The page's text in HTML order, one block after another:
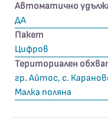
Автоматично
ДА
Пакет
Цифров
Териториален
гр. Айтос, с.
Малка поляна